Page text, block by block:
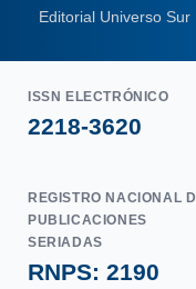
Editorial Universo Sur
ISSN ELECTRÓNICO
2218-3620
REGISTRO NACIONAL
PUBLICACIONES
SERIADAS
RNPS: 2190